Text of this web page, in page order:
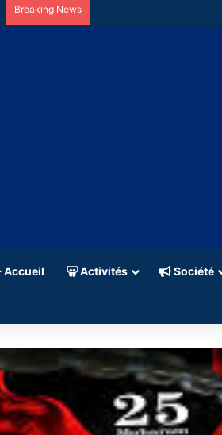
Breaking News
Accueil Activités Société